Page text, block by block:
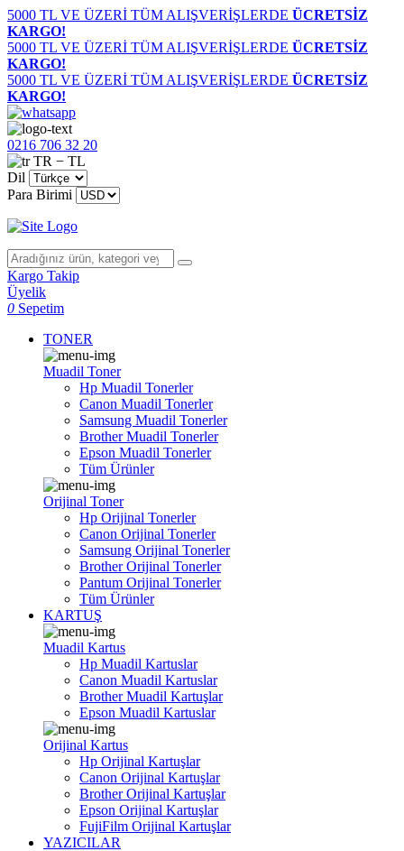
5000 TL VE ÜZERİ TÜM ALIŞVERİŞLERDE ÜCRETSİZ
KARGO!
5000 TL VE ÜZERİ TÜM ALIŞVERİŞLERDE ÜCRETSİZ
KARGO!
5000 TL VE ÜZERİ TÜM ALIŞVERİŞLERDE ÜCRETSİZ
KARGO!
0216 706 32 20
TR − TL
Dil
Para Birimi
Kargo Takip
Üyelik
0 Sepetim
TONER
Muadil Toner
Hp Muadil Tonerler
Canon Muadil Tonerler
Samsung Muadil Tonerler
Brother Muadil Tonerler
Epson Muadil Tonerler
Tüm Ürünler
Orijinal Toner
Hp Orijinal Tonerler
Canon Orijinal Tonerler
Samsung Orijinal Tonerler
Brother Orijinal Tonerler
Pantum Orijinal Tonerler
Tüm Ürünler
KARTUŞ
Muadil Kartus
Hp Muadil Kartuslar
Canon Muadil Kartuslar
Brother Muadil Kartuşlar
Epson Muadil Kartuslar
Orijinal Kartus
Hp Orijinal Kartuşlar
Canon Orijinal Kartuşlar
Brother Orijinal Kartuşlar
Epson Orijinal Kartuşlar
FujiFilm Orijinal Kartuşlar
YAZICILAR